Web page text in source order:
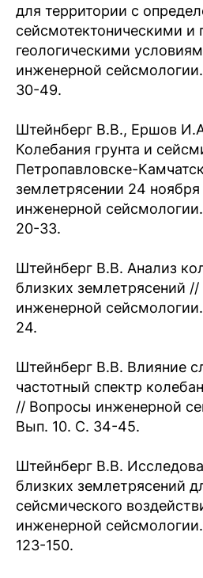
для территории с
сейсмотектоническими и
геологическими
инженерной
30-49.
Штейнберг В.В., Ершов
Колебания грунта и
Петропавловске-
землетрясении 24 ноября
инженерной
20-33.
Штейнберг В.В. Анализ
близких землетрясений
инженерной
24.
Штейнберг В.В. Влияние
частотный спектр
// Вопросы инженерной
Вып. 10. С. 34-45.
Штейнберг В.В.
близких землетрясений
сейсмического
инженерной
123-150.